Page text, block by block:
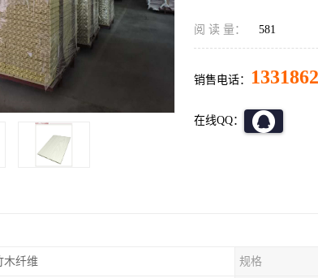
阅 读 量： 581
销售电话：
在线QQ：
木纤维 规格